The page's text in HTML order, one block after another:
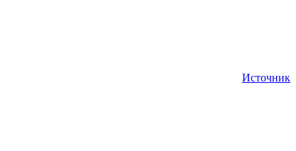
Источник